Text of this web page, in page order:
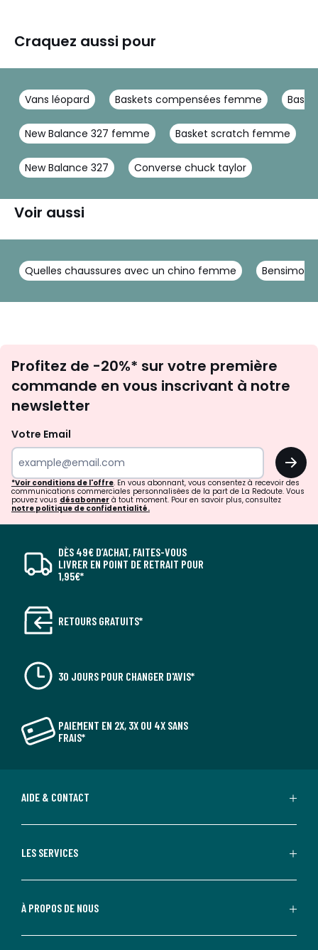
Craquez aussi pour
Vans léopard Baskets compensées femme
New Balance 327 femme Basket scratch femme
New Balance 327 Converse chuck taylor
Voir aussi
Quelles chaussures avec un chino femme
newsletter
Profitez de -20%* sur votre première
commande en vous inscrivant à notre
newsletter
Votre Email
OK
*Voir conditions de l'offre. En vous abonnant, vous consentez à recevoir des
communications commerciales personnalisées de la part de La Redoute. Vous
pouvez vous désabonner à tout moment. Pour en savoir plus, consultez
notre politique de confidentialité.
DÈS 49€ D’ACHAT, FAITES-VOUS
LIVRER EN POINT DE RETRAIT POUR
1,95€*
RETOURS GRATUITS*
30 JOURS POUR CHANGER D'AVIS*
PAIEMENT EN 2X, 3X OU 4X SANS
FRAIS*
AIDE & CONTACT
LES SERVICES
À PROPOS DE NOUS